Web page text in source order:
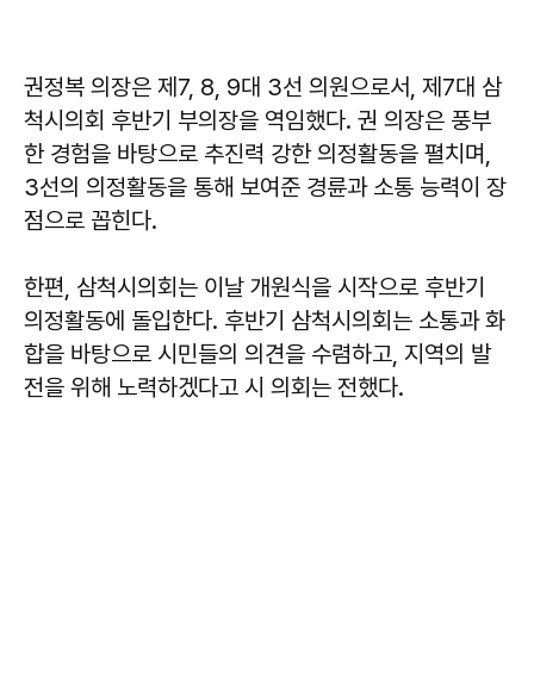
권정복 의장은 제7, 8, 9대 3선 의원으로서, 제7대 삼
척시의회 후반기 부의장을 역임했다. 권 의장은 풍부
한 경험을 바탕으로 추진력 강한 의정활동을 펼치며,
3선의 의정활동을 통해 보여준 경륜과 소통 능력이 장
점으로 꼽힌다.
한편, 삼척시의회는 이날 개원식을 시작으로 후반기
의정활동에 돌입한다. 후반기 삼척시의회는 소통과 화
합을 바탕으로 시민들의 의견을 수렴하고, 지역의 발
전을 위해 노력하겠다고 시 의회는 전했다.